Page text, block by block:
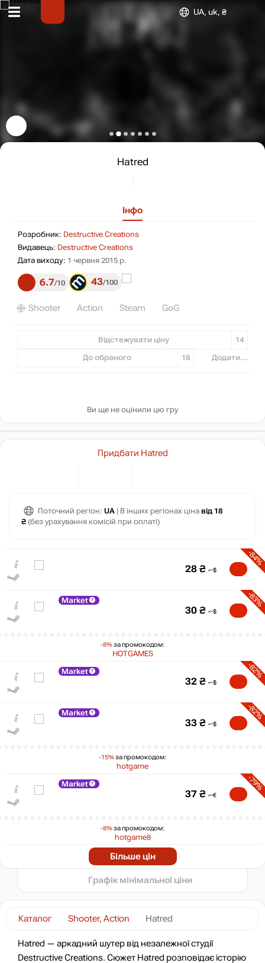
UA, uk, ₴
Hatred
Інфо
Розробник: Destructive Creations
Видавець: Destructive Creations
Дата виходу: 1 червня 2015 р.
6.7 10 43 100
Shooter Action Steam GoG
Відстежувати ціну 14
До обраного 18 Додати...
Ви ще не оцінили цю гру
Каталог Shooter, Action Hatred
Hatred — аркадний шутер від незалежної студії
Destructive Creations. Сюжет Hatred розповідає історію
Придбати Hatred
Поточний регіон: UA | В інших регіонах ціна від 18
₴ (без урахування комісій при оплаті)
-84%
28 ₴
Market
-8%за промокодом:
HOTGAMES
-83%
30 ₴
Market -82%
32 ₴
Market
-15%за промокодом:
hotgame
-82%
33 ₴
Market
-8%за промокодом:
hotgame8
-79%
37 ₴
-72%
51 ₴
Більше цін
2025
max119
Графік мінімальної ціни